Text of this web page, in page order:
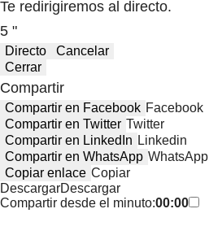
Te redirigiremos al directo.
5 "
Directo
Cancelar
Cerrar
Compartir
Compartir en Facebook Facebook
Compartir en Twitter Twitter
Compartir en LinkedIn Linkedin
Compartir en WhatsApp WhatsApp
Copiar enlace Copiar
DescargarDescargar
Compartir desde el minuto:00:00